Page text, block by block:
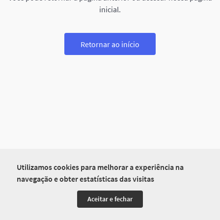
Utilizamos cookies para melhorar a experiência na
navegação e obter estatísticas das visitas
Aceitar e fechar
inicial.
Retornar ao início